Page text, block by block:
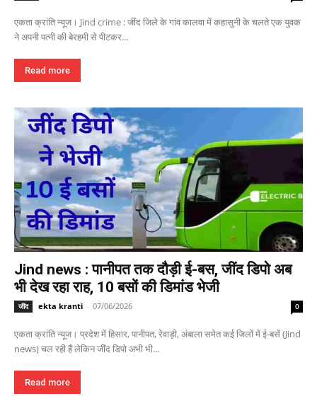
एकता क्रांति न्यूज। Jind crime : जींद जिले के गांव कालवा में कहासुनी के चलते एक युवक
ने अपनी पत्नी की बेरहमी से पीटकर...
Read more
Jind news : पानीपत तक दौड़ी ई-बस, जींद डिपो अब
भी देख रहा राह, 10 बसों की डिमांड भेजी
जींद ekta kranti - 07/06/2026 0
एकता क्रांति न्यूज। प्रदेश में हिसार, पानीपत, रेवाड़ी, अंबाला समेत कई जिलों में ई-बसें (Jind
news) चल रही हैं लेकिन जींद डिपो अभी भी...
Read more